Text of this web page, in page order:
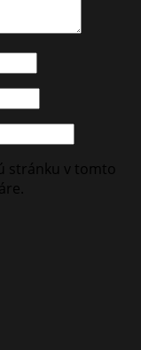
stránku v tomto